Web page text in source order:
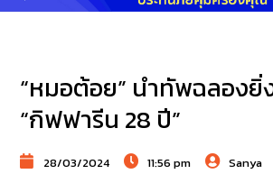
“หมอต้อย” นำทัพฉลองยิ่
“กิฟฟารีน 28 ปี”
28/03/2024 11:56 pm Sanya